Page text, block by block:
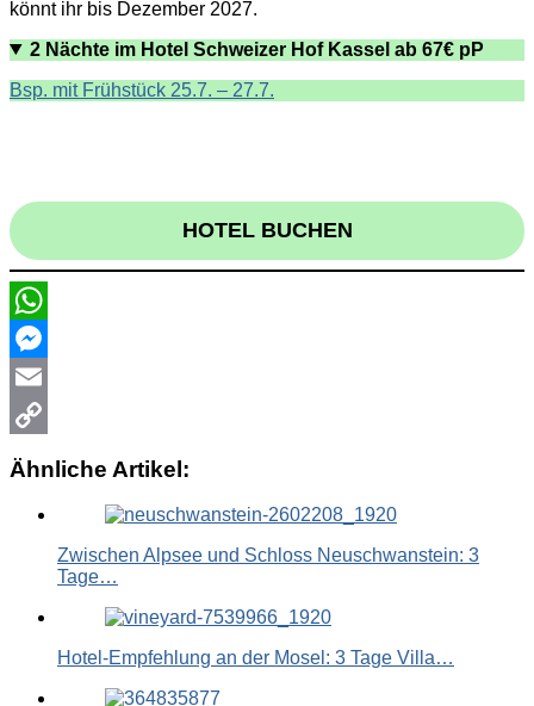
könnt ihr bis Dezember 2027.
2 Nächte im Hotel Schweizer Hof Kassel ab 67€ pP
Bsp. mit Frühstück 25.7. – 27.7.
HOTEL BUCHEN
WhatsApp
Messenger
Email
Ähnliche Artikel:
Zwischen Alpsee und Schloss Neuschwanstein: 3
Tage…
Hotel-Empfehlung an der Mosel: 3 Tage Villa…